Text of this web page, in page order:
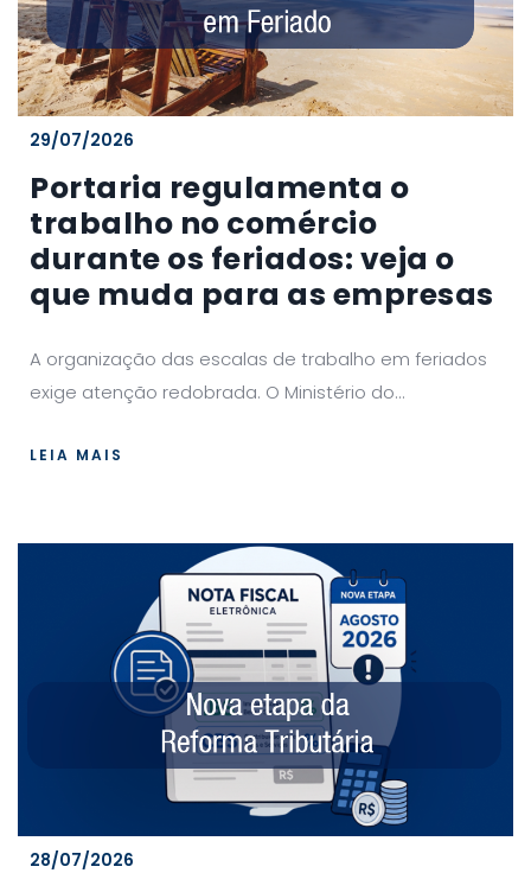
29/07/2026
Portaria regulamenta o
trabalho no comércio
durante os feriados: veja o
que muda para as empresas
A organização das escalas de trabalho em feriados
exige atenção redobrada. O Ministério do...
LEIA MAIS
28/07/2026